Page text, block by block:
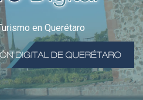
en Querétaro